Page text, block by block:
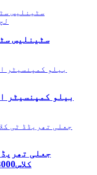
سٹینلیس
بیلو کمپنسیٹر
کلاس3000 فیمیل این پی ٹی